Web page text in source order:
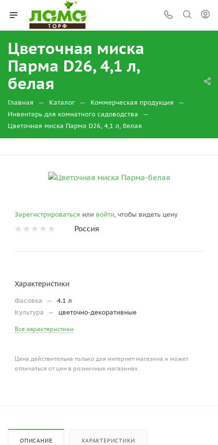
Цветочная миска
Парма D26, 4,1 л,
белая
Главная — Каталог — Коммерческая продукция —
Инвентарь для комнатного садоводства —
Цветочная миска Парма D26, 4,1 л, белая
Зарегистрироваться или войти, чтобы видеть цену
Россия
Характеристики
Фасовка —
4.1 л
Культура
— цветочно-декоративные
Все характеристики
Цена действительна только для интернет-магазина и может
отличаться от цен в розничных магазинах
ОПИСАНИЕ ХАРАКТЕРИСТИКИ